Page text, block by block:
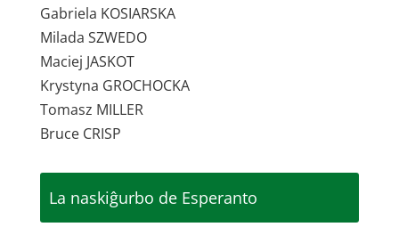
Gabriela KOSIARSKA
Milada SZWEDO
Maciej JASKOT
Krystyna GROCHOCKA
Tomasz MILLER
Bruce CRISP
La naskiĝurbo de Esperanto